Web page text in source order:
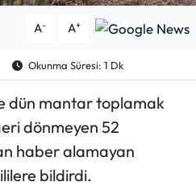
A- A+
Okunma Süresi: 1 Dk
dün mantar toplamak
dönmeyen 52
haber alamayan
bildirdi.